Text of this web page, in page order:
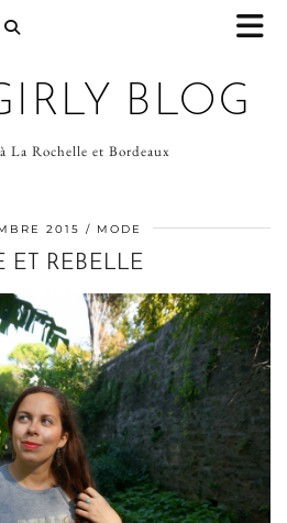
BLOG
La Rochelle et Bordeaux
2015 MODE
ET REBELLE